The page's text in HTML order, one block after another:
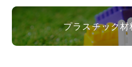
プラスチック